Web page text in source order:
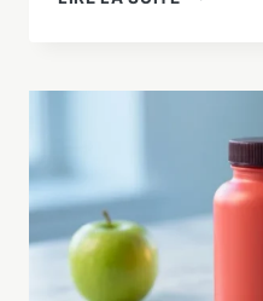
NATUREL
NOTRE
TOP
5